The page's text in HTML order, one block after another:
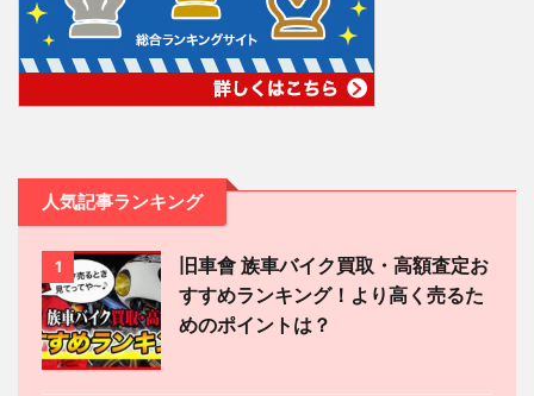
人気記事ランキング
1
旧車會 族車バイク買取・高額査定お
すすめランキング！より高く売るた
めのポイントは？